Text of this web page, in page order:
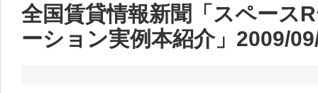
全国賃貸情報新聞「スペース
ーション実例本紹介」2009/